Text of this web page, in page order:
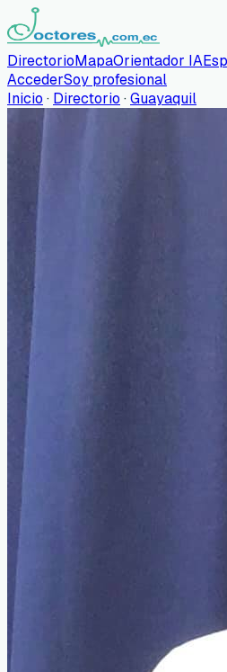
DirectorioMapaOrientador IA
AccederSoy profesional
Inicio · Directorio ·Guayaquil